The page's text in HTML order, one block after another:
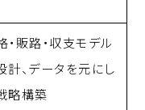
・販路・収支モデル
計、データを元にし
略構築